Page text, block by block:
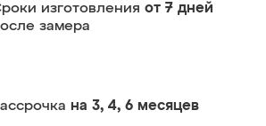
изготовления от 7 дней
замера
на 3, 4, 6 месяцев